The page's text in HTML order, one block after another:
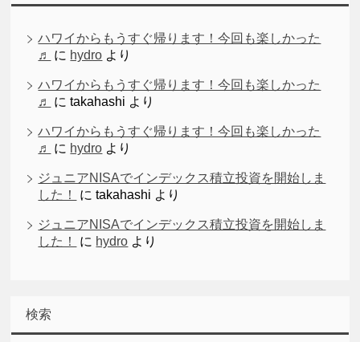
ハワイからもうすぐ帰ります！今回も楽しかった
♬
に hydro より
ハワイからもうすぐ帰ります！今回も楽しかった
♬
にtakahashi より
ハワイからもうすぐ帰ります！今回も楽しかった
♬
に hydro より
ジュニアNISAでインデックス積立投資を開始しま
した！
にtakahashi より
ジュニアNISAでインデックス積立投資を開始しま
した！
に hydro より
検索